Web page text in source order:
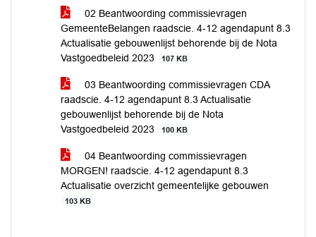
02 Beantwoording commissievragen
GemeenteBelangen raadscie. 4-12 agendapunt 8.3
Actualisatie gebouwenlijst behorende bij de Nota
Vastgoedbeleid 2023
107 KB
03 Beantwoording commissievragen CDA
raadscie. 4-12 agendapunt 8.3 Actualisatie
gebouwenlijst behorende bij de Nota
Vastgoedbeleid 2023
100 KB
04 Beantwoording commissievragen
MORGEN! raadscie. 4-12 agendapunt 8.3
Actualisatie overzicht gemeentelijke gebouwen
103 KB